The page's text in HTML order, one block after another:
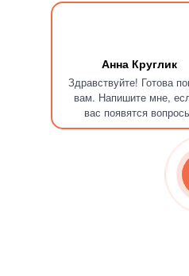
Анна Круглик
Здравствуйте! Готова
вам. Напишите мне,
вас появятся